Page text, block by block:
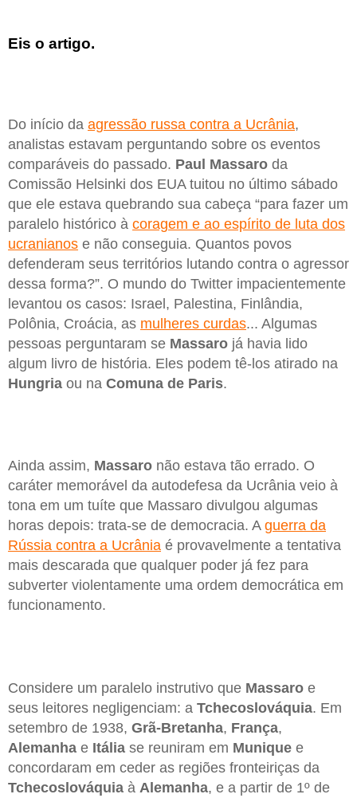
Eis o artigo.
Do início da agressão russa contra a Ucrânia,
analistas estavam perguntando sobre os eventos
comparáveis do passado. Paul Massaro da
Comissão Helsinki dos EUA tuitou no último sábado
que ele estava quebrando sua cabeça “para fazer um
paralelo histórico à coragem e ao espírito de luta dos
ucranianos e não conseguia. Quantos povos
defenderam seus territórios lutando contra o agressor
dessa forma?”. O mundo do Twitter impacientemente
levantou os casos: Israel, Palestina, Finlândia,
Polônia, Croácia, as mulheres curdas... Algumas
pessoas perguntaram se Massaro já havia lido
algum livro de história. Eles podem tê-los atirado na
Hungria ou na Comuna de Paris.
Ainda assim, Massaro não estava tão errado. O
caráter memorável da autodefesa da Ucrânia veio à
tona em um tuíte que Massaro divulgou algumas
horas depois: trata-se de democracia. A guerra da
Rússia contra a Ucrânia é provavelmente a tentativa
mais descarada que qualquer poder já fez para
subverter violentamente uma ordem democrática em
funcionamento.
Considere um paralelo instrutivo que Massaro e
seus leitores negligenciam: a Tchecoslováquia. Em
setembro de 1938, Grã-Bretanha, França,
Alemanha e Itália se reuniram em Munique e
concordaram em ceder as regiões fronteiriças da
Tchecoslováquia à Alemanha, e a partir de 1º de